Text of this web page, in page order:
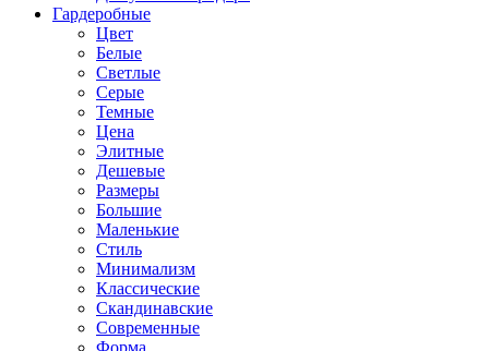
Гардеробные
Цвет
Белые
Светлые
Серые
Темные
Цена
Элитные
Дешевые
Размеры
Большие
Маленькие
Стиль
Минимализм
Классические
Скандинавские
Современные
Форма